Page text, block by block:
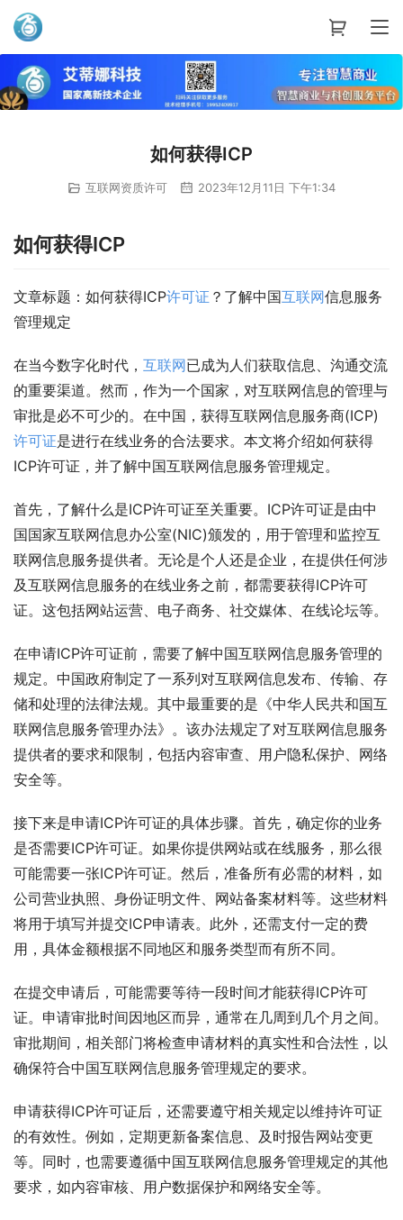
艾蒂娜科技
如何获得ICP
互联网资质许可 2023年12月11日 下午1:34
如何获得ICP
文章标题：如何获得ICP许可证 ？了解中国互联网信息服务
管理规定
在当今数字化时代， 互联网已成为人们获取信息、沟通交流
的重要渠道。然而，作为一个国家，对互联网信息的管理与
审批是必不可少的。在中国，获得互联网信息服务商(ICP)
许可证是进行在线业务的合法要求。本文将介绍如何获得
ICP许可证，并了解中国互联网信息服务管理规定。
首先，了解什么是ICP许可证至关重要。ICP许可证是由中
国国家互联网信息办公室(NIC)颁发的，用于管理和监控互
联网信息服务提供者。无论是个人还是企业，在提供任何涉
及互联网信息服务的在线业务之前，都需要获得ICP许可
证。这包括网站运营、电子商务、社交媒体、在线论坛等。
在申请ICP许可证前，需要了解中国互联网信息服务管理的
规定。中国政府制定了一系列对互联网信息发布、传输、存
储和处理的法律法规。其中最重要的是《中华人民共和国互
联网信息服务管理办法》。该办法规定了对互联网信息服务
提供者的要求和限制，包括内容审查、用户隐私保护、网络
安全等。
接下来是申请ICP许可证的具体步骤。首先，确定你的业务
是否需要ICP许可证。如果你提供网站或在线服务，那么很
可能需要一张ICP许可证。然后，准备所有必需的材料，如
公司营业执照、身份证明文件、网站备案材料等。这些材料
将用于填写并提交ICP申请表。此外，还需支付一定的费
用，具体金额根据不同地区和服务类型而有所不同。
在提交申请后，可能需要等待一段时间才能获得ICP许可
证。申请审批时间因地区而异，通常在几周到几个月之间。
审批期间，相关部门将检查申请材料的真实性和合法性，以
确保符合中国互联网信息服务管理规定的要求。
申请获得ICP许可证后，还需要遵守相关规定以维持许可证
的有效性。例如，定期更新备案信息、及时报告网站变更
等。同时，也需要遵循中国互联网信息服务管理规定的其他
要求，如内容审核、用户数据保护和网络安全等。